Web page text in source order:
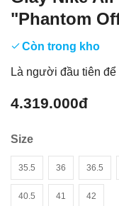
"Phantom
Còn trong kho
Là người đầu tiên
4.319.000đ
Size
35.5 36 36.5
40.5 41 42